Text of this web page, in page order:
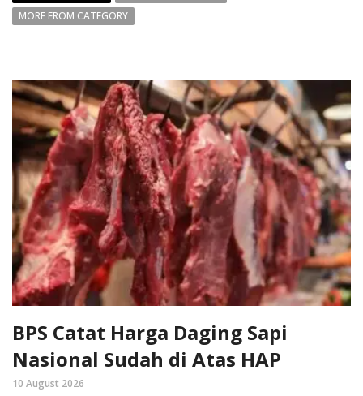
MORE FROM CATEGORY
BPS Catat Harga Daging Sapi
Nasional Sudah di Atas HAP
10 August 2026